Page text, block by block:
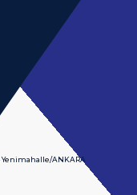
Yenimahalle/ANKARA